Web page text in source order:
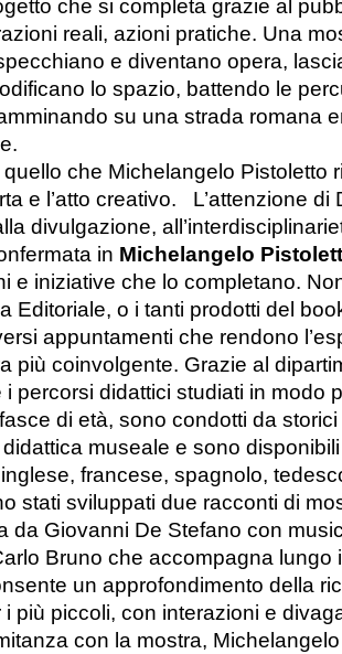
che si completa grazie al
reali, azioni pratiche. Una
e diventano opera,
lo spazio, battendo le
su una strada romana
che Michelangelo Pistoletto
e l’atto creativo. L’attenzione di
divulgazione,
in Michelangelo
e iniziative che lo completano.
Editoriale, o i tanti prodotti del
appuntamenti che rendono
più coinvolgente. Grazie al
i percorsi didattici studiati in modo
di età, sono condotti da storici
museale e sono
francese, spagnolo,
stati sviluppati due racconti di
da Giovanni De Stefano con
Bruno che accompagna lungo
un approfondimento della
i più piccoli, con interazioni e
con la mostra,